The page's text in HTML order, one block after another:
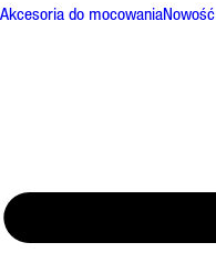
Akcesoria do mocowaniaNowość